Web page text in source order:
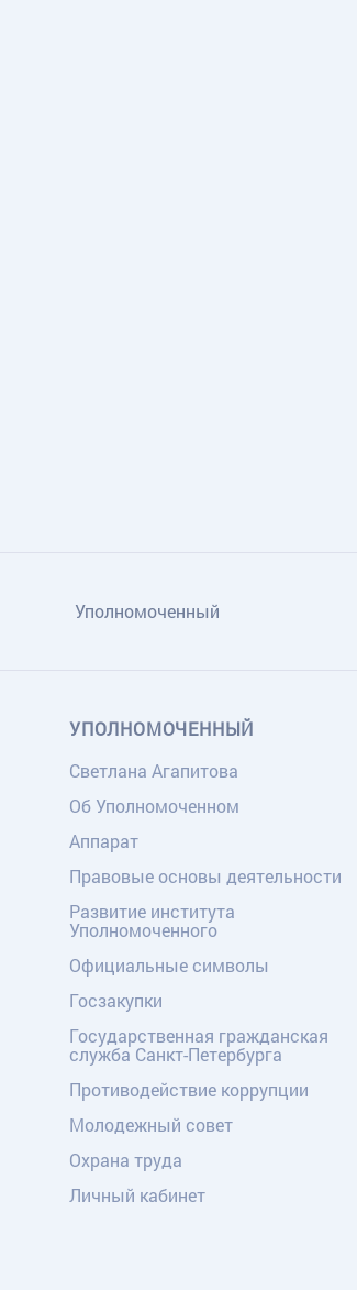
Уполномоченный
УПОЛНОМОЧЕННЫЙ
Светлана Агапитова
Об Уполномоченном
Аппарат
Правовые основы деятельности
Развитие института
Уполномоченного
Официальные символы
Госзакупки
Государственная гражданская
служба Санкт-Петербурга
Противодействие коррупции
Молодежный совет
Охрана труда
Личный кабинет